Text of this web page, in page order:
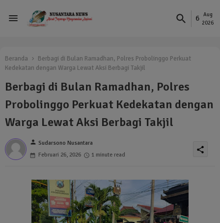
6
Aug
2026
Beranda
Berbagi di Bulan Ramadhan, Polres Probolinggo Perkuat
Kedekatan dengan Warga Lewat Aksi Berbagi Takjil
Berbagi di Bulan Ramadhan, Polres
Probolinggo Perkuat Kedekatan dengan
Warga Lewat Aksi Berbagi Takjil
person Sudarsono Nusantara
Februari 26, 2026
1 minute read
share